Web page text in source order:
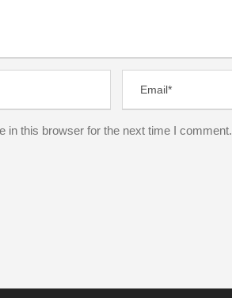
in this browser for the next time I comment.